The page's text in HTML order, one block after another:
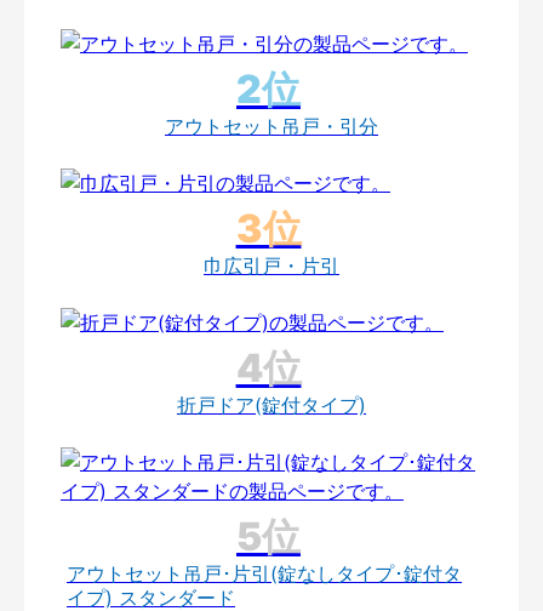
アウトセット吊戸・引分
巾広引戸・片引
折戸ドア(錠付タイプ)
アウトセット吊戸･片引(錠なしタイプ･錠付タ
イプ) スタンダード